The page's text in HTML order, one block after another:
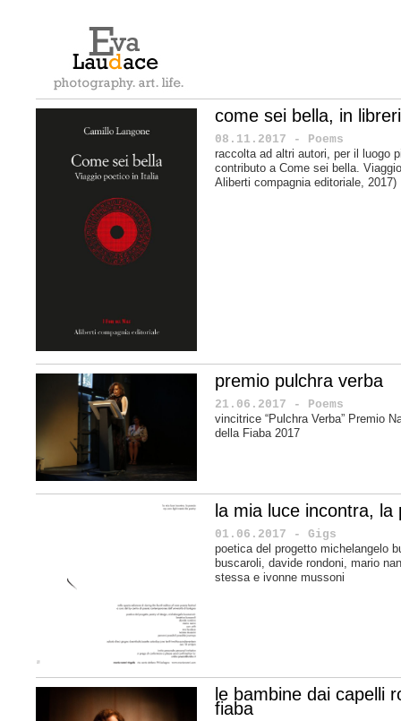
come sei bella, in
08.11.2017 - Poems
raccolta ad altri autori, per il luogo
contributo a Come sei bella.
Aliberti compagnia editoriale, 2017)
premio pulchra verba
21.06.2017 - Poems
vincitrice “Pulchra Verba” Premio
della Fiaba 2017
la mia luce incontra, la
01.06.2017 - Gigs
poetica del progetto michelangelo
buscaroli, davide rondoni, mario
stessa e ivonne mussoni
le bambine dai capelli
fiaba